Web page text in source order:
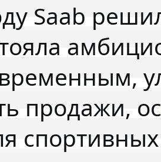
Saab
продажи,